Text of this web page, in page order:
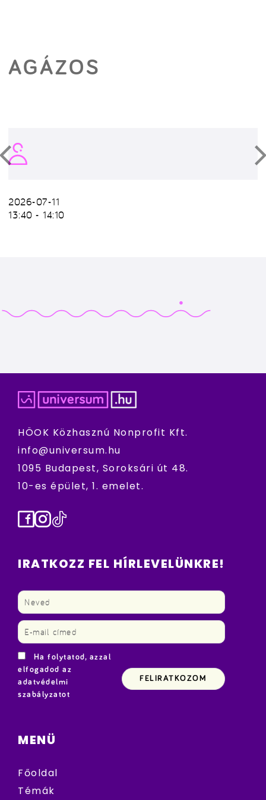
AGÁZOS
2026-07-11
13:40 - 14:10
HÖOK Közhasznú Nonprofit Kft.
info@universum.hu
1095 Budapest, Soroksári út 48.
10-es épület, 1. emelet.
Facebook
Instagram
TikTok
IRATKOZZ FEL HÍRLEVELÜNKRE!
Ha folytatod, azzal
elfogadod az
adatvédelmi
szabályzatot
MENÜ
Főoldal
Témák